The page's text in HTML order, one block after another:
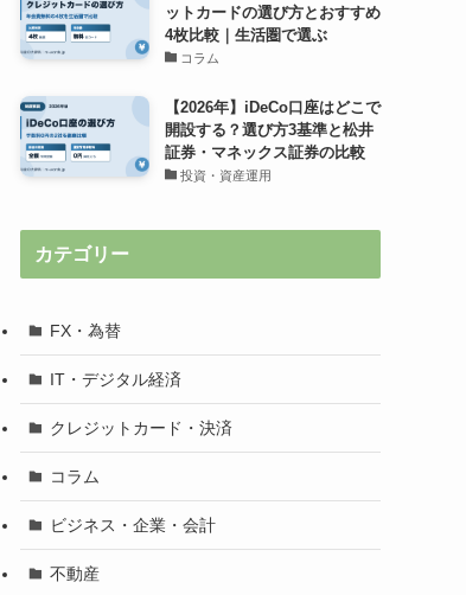
ットカードの選び方とおすすめ
4枚比較｜生活圏で選ぶ
コラム
【2026年】iDeCo口座はどこで
開設する？選び方3基準と松井
証券・マネックス証券の比較
投資・資産運用
カテゴリー
FX・為替
IT・デジタル経済
クレジットカード・決済
コラム
ビジネス・企業・会計
不動産